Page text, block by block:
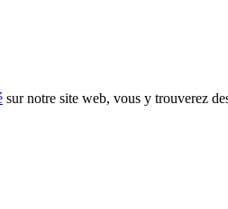
sur notre site web, vous y trouverez